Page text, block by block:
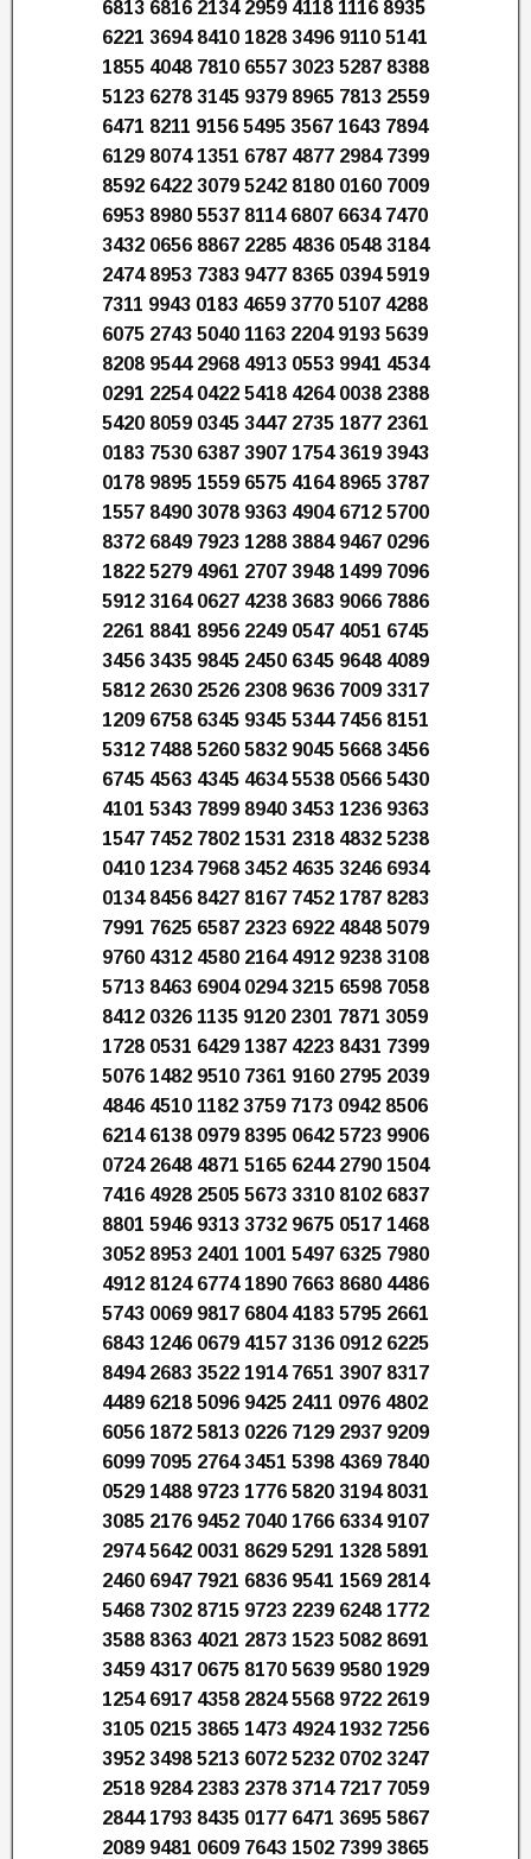
6813 6816 2134 2959 4118 1116 8935
6221 3694 8410 1828 3496 9110 5141
1855 4048 7810 6557 3023 5287 8388
5123 6278 3145 9379 8965 7813 2559
6471 8211 9156 5495 3567 1643 7894
6129 8074 1351 6787 4877 2984 7399
8592 6422 3079 5242 8180 0160 7009
6953 8980 5537 8114 6807 6634 7470
3432 0656 8867 2285 4836 0548 3184
2474 8953 7383 9477 8365 0394 5919
7311 9943 0183 4659 3770 5107 4288
6075 2743 5040 1163 2204 9193 5639
8208 9544 2968 4913 0553 9941 4534
0291 2254 0422 5418 4264 0038 2388
5420 8059 0345 3447 2735 1877 2361
0183 7530 6387 3907 1754 3619 3943
0178 9895 1559 6575 4164 8965 3787
1557 8490 3078 9363 4904 6712 5700
8372 6849 7923 1288 3884 9467 0296
1822 5279 4961 2707 3948 1499 7096
5912 3164 0627 4238 3683 9066 7886
2261 8841 8956 2249 0547 4051 6745
3456 3435 9845 2450 6345 9648 4089
5812 2630 2526 2308 9636 7009 3317
1209 6758 6345 9345 5344 7456 8151
5312 7488 5260 5832 9045 5668 3456
6745 4563 4345 4634 5538 0566 5430
4101 5343 7899 8940 3453 1236 9363
1547 7452 7802 1531 2318 4832 5238
0410 1234 7968 3452 4635 3246 6934
0134 8456 8427 8167 7452 1787 8283
7991 7625 6587 2323 6922 4848 5079
9760 4312 4580 2164 4912 9238 3108
5713 8463 6904 0294 3215 6598 7058
8412 0326 1135 9120 2301 7871 3059
1728 0531 6429 1387 4223 8431 7399
5076 1482 9510 7361 9160 2795 2039
4846 4510 1182 3759 7173 0942 8506
6214 6138 0979 8395 0642 5723 9906
0724 2648 4871 5165 6244 2790 1504
7416 4928 2505 5673 3310 8102 6837
8801 5946 9313 3732 9675 0517 1468
3052 8953 2401 1001 5497 6325 7980
4912 8124 6774 1890 7663 8680 4486
5743 0069 9817 6804 4183 5795 2661
6843 1246 0679 4157 3136 0912 6225
8494 2683 3522 1914 7651 3907 8317
4489 6218 5096 9425 2411 0976 4802
6056 1872 5813 0226 7129 2937 9209
6099 7095 2764 3451 5398 4369 7840
0529 1488 9723 1776 5820 3194 8031
3085 2176 9452 7040 1766 6334 9107
2974 5642 0031 8629 5291 1328 5891
2460 6947 7921 6836 9541 1569 2814
5468 7302 8715 9723 2239 6248 1772
3588 8363 4021 2873 1523 5082 8691
3459 4317 0675 8170 5639 9580 1929
1254 6917 4358 2824 5568 9722 2619
3105 0215 3865 1473 4924 1932 7256
3952 3498 5213 6072 5232 0702 3247
2518 9284 2383 2378 3714 7217 7059
2844 1793 8435 0177 6471 3695 5867
2089 9481 0609 7643 1502 7399 3865